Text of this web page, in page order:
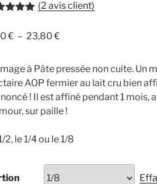
sur
(2 avis client)
€ – 23,80€
6,00 €
à
23,80 €
à Pâte pressée non cuite. Un
AOP fermier au lait cru bien
! Il est affiné pendant 1 mois,
sur paille !
2, le 1/4 ou le 1/8